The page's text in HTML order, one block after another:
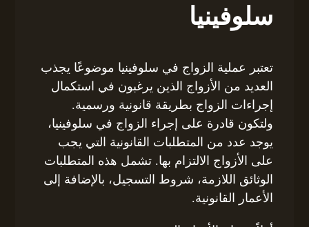
سلوفينيا
تعتبر عملية الزواج في سلوفينيا موضوعًا يجذب
العديد من الأزواج الذين يرغبون في استكمال
إجراءات الزواج بطريقة قانونية ورسمية.
ولتكون قادرة على إجراء الزواج في سلوفينيا،
يوجد عدد من المتطلبات القانونية التي يجب
على الأزواج الالتزام بها. تشمل هذه المتطلبات
الوثائق اللازمة، شروط التسجيل، بالإضافة إلى
الأعمار القانونية.